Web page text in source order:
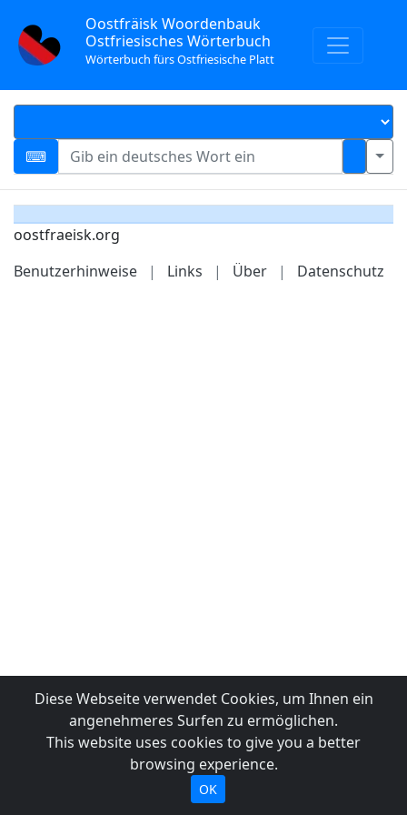
Oostfräisk Woordenbauk
Ostfriesisches Wörterbuch
Wörterbuch fürs Ostfriesische Platt
oostfraeisk.org
Benutzerhinweise
| Links | Über | Datenschutz
Diese Webseite verwendet Cookies, um Ihnen ein
angenehmeres Surfen zu ermöglichen.
This website uses cookies to give you a better
browsing experience.
OK